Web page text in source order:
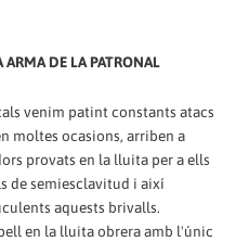
ARMA DE LA PATRONAL
venim patint constants atacs
moltes ocasions, arriben a
provats en la lluita per a ells
de semiesclavitud i així
aquests brivalls.
en la lluita obrera amb l'únic